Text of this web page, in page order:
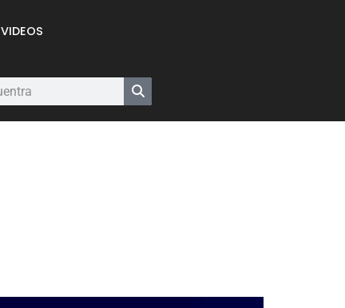
VIDEOS